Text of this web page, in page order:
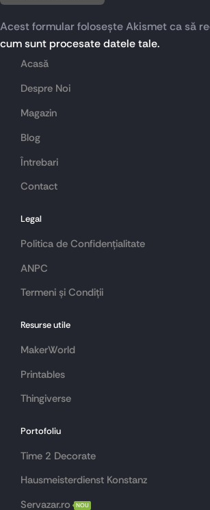
Acest formular folosește Akismet ca să
cum sunt procesate datele tale.
Acasă
Despre Noi
Magazin
Blog
Întrebari
Contact
Legal
Politica de Confidențialitate
ANPC
Termeni și Condiții
Resurse utile
MakerWorld
Printables
Thingiverse
Portofoliu
Time 2 Decorate
Hausmeisterdienst Konstanz
Servazar.ro
NOU